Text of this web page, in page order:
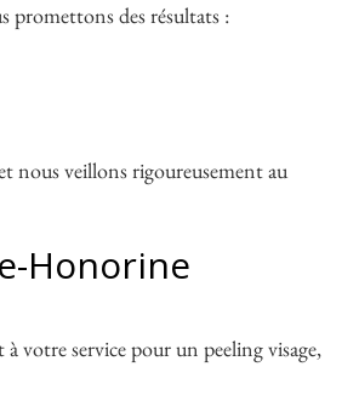
promettons des résultats :
nous veillons rigoureusement au
Honorine
service pour un peeling visage,